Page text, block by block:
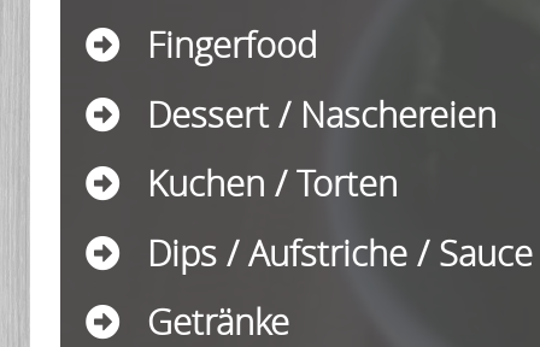
Fingerfood
Dessert / Naschereien
Kuchen / Torten
Dips / Aufstriche / Sauce
Getränke